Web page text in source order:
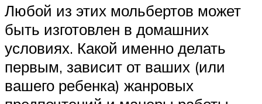
Любой из этих мольбертов может
быть изготовлен в домашних
условиях. Какой именно делать
первым, зависит от ваших (или
вашего ребенка) жанровых